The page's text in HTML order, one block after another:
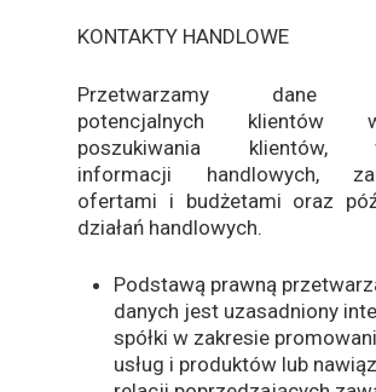
KONTAKTY HANDLOWE
Przetwarzamy dane
potencjalnych
poszukiwania klientów,
informacji handlowych,
ofertami i budżetami oraz
działań handlowych.
Podstawą prawną
danych jest uzasadniony
spółki w zakresie
usług i produktów lub